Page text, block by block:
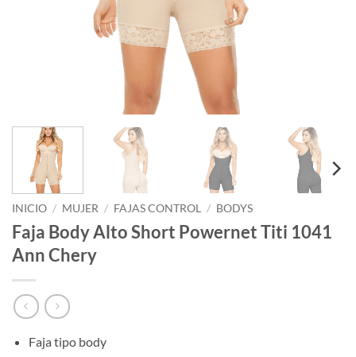
INICIO / MUJER / FAJAS CONTROL / BODYS
Faja Body Alto Short Powernet Titi 1041
Ann Chery
Faja tipo body